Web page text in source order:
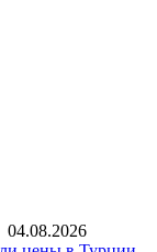
04.08.2026